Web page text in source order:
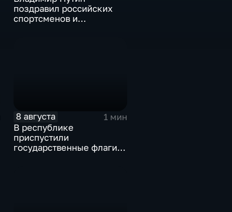
поздравил российских
спортсменов и
8 августа
1 мин
В республике
приспустили
государственные флаги и